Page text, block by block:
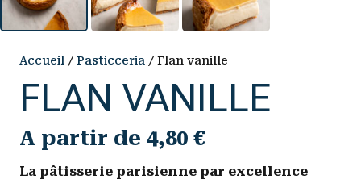
Accueil /Pasticceria / Flan vanille
FLAN VANILLE
A partir de 4,80 €
La pâtisserie parisienne par excellence